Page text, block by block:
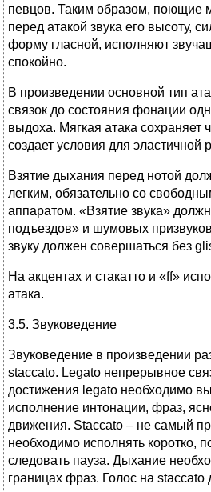
певцов. Таким образом, поющие
перед атакой звука его высоту,
форму гласной, исполняют
спокойно.
В произведении основной тип
связок до состояния фонации
выдоха. Мягкая атака сохраняет
создает условия для эластичной
Взятие дыхания перед нотой
легким, обязательно со
аппаратом. «Взятие звука»
подъездов» и шумовых
звуку должен совершаться без
На акцентах и стакатто и «ff»
атака.
3.5. Звуковедение
Звуковедение в произведении
staccato. Legato непрерывное
достижения legato необходимо
исполнение интонации, фраз,
движения. Staccato – не самый
необходимо исполнять коротко,
следовать пауза. Дыхание
границах фраз. Голос на